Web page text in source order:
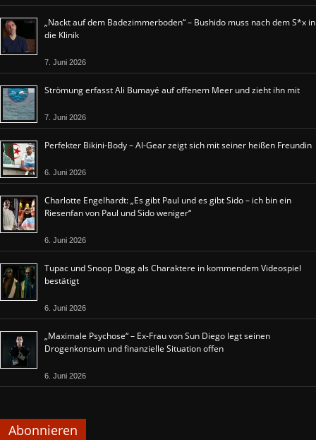
„Nackt auf dem Badezimmerboden“ – Bushido muss nach dem S*x in
die Klinik
7. Juni 2026
Strömung erfasst Ali Bumayé auf offenem Meer und zieht ihn mit
7. Juni 2026
Perfekter Bikini-Body – Al-Gear zeigt sich mit seiner heißen Freundin
6. Juni 2026
Charlotte Engelhardt: „Es gibt Paul und es gibt Sido – ich bin ein
Riesenfan von Paul und Sido weniger“
6. Juni 2026
Tupac und Snoop Dogg als Charaktere in kommendem Videospiel
bestätigt
6. Juni 2026
„Maximale Psychose“ – Ex-Frau von Sun Diego legt seinen
Drogenkonsum und finanzielle Situation offen
6. Juni 2026
Abonnieren